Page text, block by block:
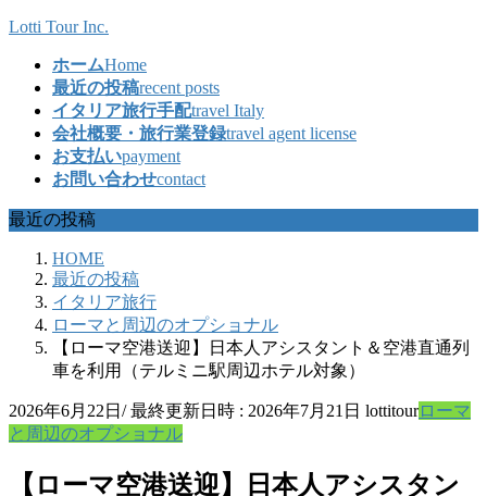
コ
ッ
プ
ナ
移
動
Lotti Tour Inc.
ホームHome
最近の投稿recent posts
イタリア旅行手配travel Italy
会社概要・旅行業登録travel agent license
お支払いpayment
お問い合わせcontact
最近の投稿
HOME
最近の投稿
イタリア旅行
ローマと周辺のオプショナル
【ローマ空港送迎】日本人アシスタント＆空港直通列
車を利用（テルミニ駅周辺ホテル対象）
2026年6月22日 / 最終更新日時 : 2026年7月21日 lottitourローマ
と周辺のオプショナル
【ローマ空港送迎】日本人アシスタン